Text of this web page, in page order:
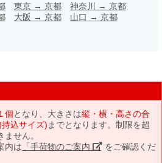
東京 → 京都 神奈川 → 京都
大阪 → 京都 山口 → 京都
個となり、大きさは縦・横・高さの合
込サイズ) までとなります。制限を超
せん。
内は 「手荷物のご案内」 をご確認くだ